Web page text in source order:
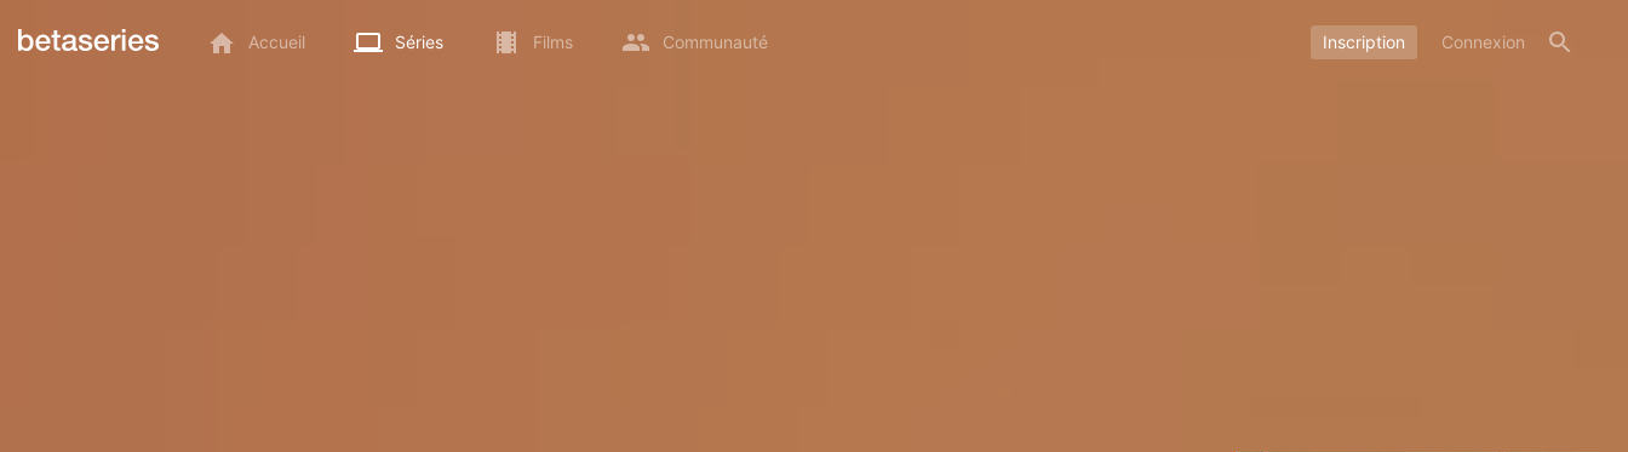
Accueil Séries Films Communauté Inscription Connexion